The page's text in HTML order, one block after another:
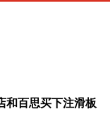
百思买下注滑板